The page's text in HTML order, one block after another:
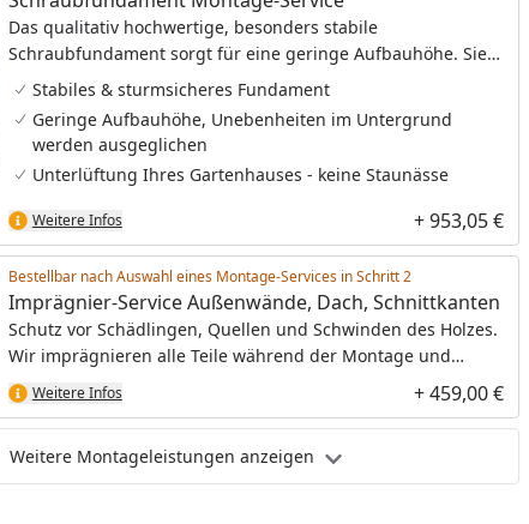
Das qualitativ hochwertige, besonders stabile
Schraubfundament sorgt für eine geringe Aufbauhöhe. Sie
haben damit eine bequeme, niedrige Stufe und gleichzeitig
dem Schraubfundament keine Gummi-Pads und
Stabiles & sturmsicheres Fundament
Geringe Aufbauhöhe, Unebenheiten im Untergrund
werden ausgeglichen
Unterlüftung Ihres Gartenhauses - keine Staunässe
Weitere Infos + 953,05 €
Bestellbar nach Auswahl eines Montage-Services in Schritt
Imprägnier-Service Außenwände, Dach, Schnittkanten
Schutz vor Schädlingen, Quellen und Schwinden des Holzes.
Wir imprägnieren alle Teile während der Montage und
schaffen so die optimale Grundlage für den Endanstrich.
Weitere Infos + 459,00 €
Weitere Montageleistungen anzeigen